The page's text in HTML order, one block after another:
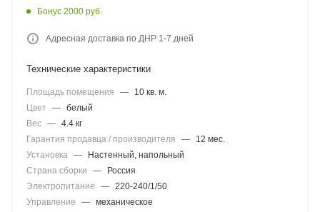
Бонус 2000 руб.
Адресная доставка по ДНР 1-7 дней
Технические характеристики
Площадь помещения —
10 кв. м.
Цвет
— белый
Вес — 4.4 кг
Гарантия продавца / производителя
—
12 мес.
Установка —
Настенный, напольный
Страна сборки
—
Россия
Электропитание
— 220-240/1/50
Управление
— механическое